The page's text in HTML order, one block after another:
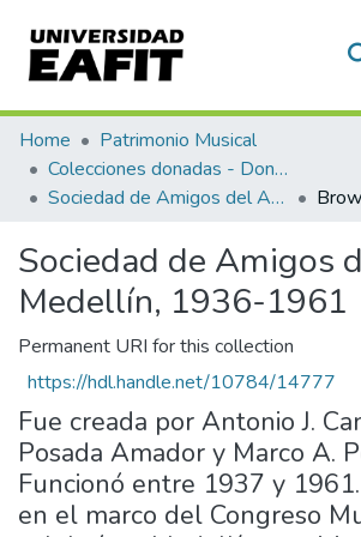
Communities & Collections
All of DSpace
Home
Patrimonio Musical
Colecciones donadas - Donated collections
Sociedad de Amigos del Arte de Medellín, 1936-1961
Sociedad de Amigos
Medellín, 1936-1961
Permanent URI for this collection
https://hdl.handle.net/10784/14777
Fue creada por Antonio J.
Posada Amador y Marco A.
Funcionó entre 1937 y
en el marco del Congreso